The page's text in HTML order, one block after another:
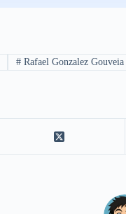
#Rafael Gonzalez Gouveia